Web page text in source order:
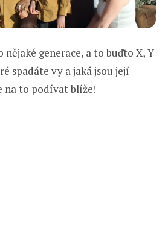
nějaké generace, a to buďto X, Y
spadáte vy a jaká jsou její
na to podívat blíže!